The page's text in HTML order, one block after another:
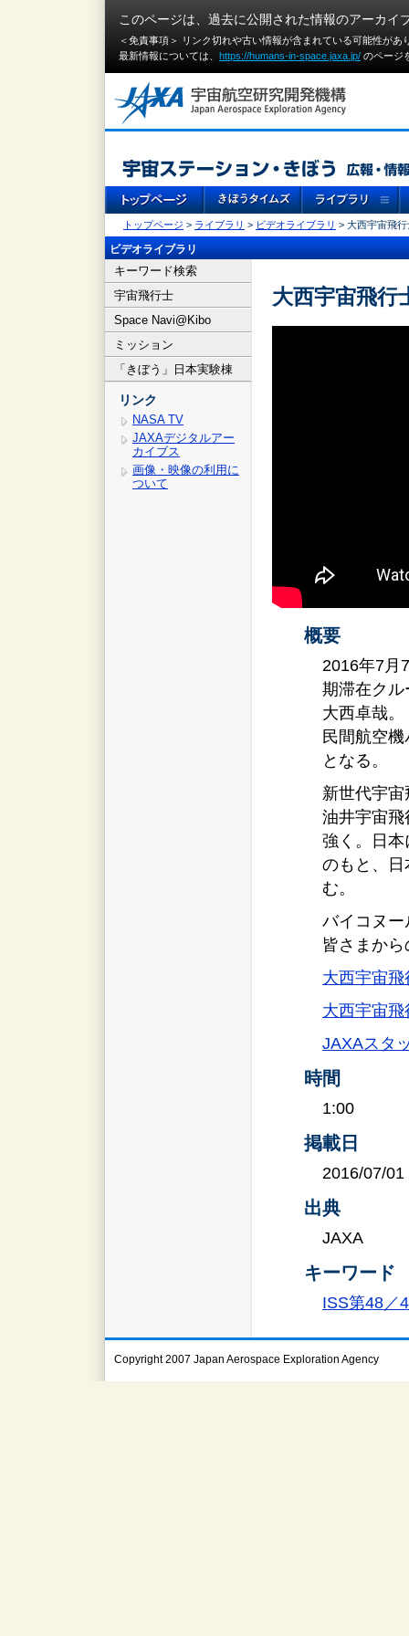
このページは、過去に公開された情報のアーカイ
＜免責事項＞ リンク切れや古い情報が含まれている可能性が
最新情報については、 https://humans-in-space.jaxa.jp/ のページ
トップページ > ライブラリ > ビデオライブラリ > 大西宇宙飛
ビデオライブラリ
キーワード検索
宇宙飛行士
Space Navi@Kibo
ミッション
「きぼう」日本実験棟
リンク
NASA TV
JAXAデジタルアー
カイブス
画像・映像の利用に
ついて
大西宇宙飛行
概要
2016年7月
期滞在ク
大西卓哉。
民間航空
となる。
新世代宇
油井宇宙
強く。日
のもと、
む。
バイコヌ
皆さまか
大西宇宙
大西宇宙
JAXAスタ
時間
1:00
掲載日
2016/07/01
出典
JAXA
キーワード
ISS第48／
Copyright 2007 Japan Aerospace Exploration Agency